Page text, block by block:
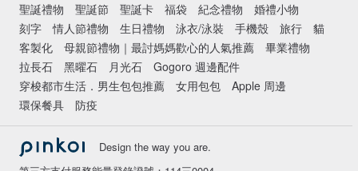
聖誕禮物 聖誕節 聖誕卡 福袋 紀念禮物
婚禮小物
刻字
情人節禮物 生日禮物 泳衣/泳裝 手機殼 旅行
貓
客製化
母親節禮物｜最討媽媽歡心的人氣推薦
畢業禮物
拉長石
黑曜石 月光石
Gogoro 週邊配件
穿梭都市生活．男生包包推薦
女用包包
Apple 周邊
環保餐具
防疫
Design the way you are.